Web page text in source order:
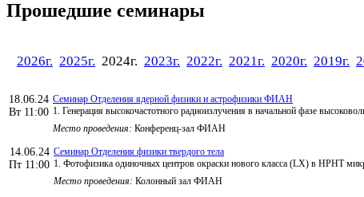
Прошедшие семинары
2026г. 2025г. 2024г. 2023г. 2022г. 2021г. 2020г. 2019г.
18.06.24
Вт 11:00
Семинар Отделения ядерной физики и астрофизики ФИАН
1. Генерация высокочастотного радиоизлучения в начальной фазе
Место проведения: Конференц-зал ФИАН
14.06.24
Пт 11:00
Семинар Отделения физики твердого тела
1. Фотофизика одиночных центров окраски нового класса (LX) в HPHT
Место проведения: Колонный зал ФИАН